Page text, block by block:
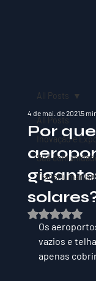
All Posts
Inovação e
Sua
All Posts
Por
4 de mai. de 20215
Avaliado
Os
vazios e
apenas